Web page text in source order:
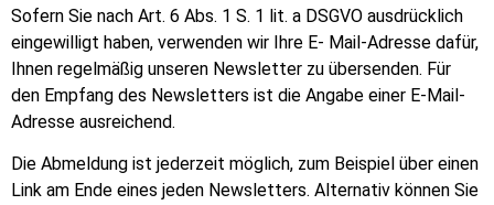
Sofern Sie nach Art. 6 Abs. 1 S. 1 lit. a DSGVO ausdrücklich
eingewilligt haben, verwenden wir Ihre E- Mail-Adresse dafür,
Ihnen regelmäßig unseren Newsletter zu übersenden. Für
den Empfang des Newsletters ist die Angabe einer E-Mail-
Adresse ausreichend.
Die Abmeldung ist jederzeit möglich, zum Beispiel über einen
Link am Ende eines jeden Newsletters. Alternativ können Sie